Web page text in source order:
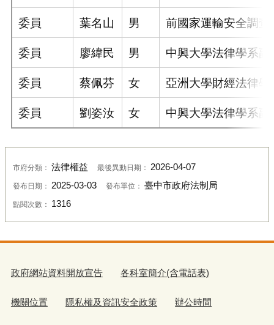
委員 葉名山 男 前國家運輸安全調
委員 廖緯民 男 中興大學法律學系副
委員 蔡佩芬 女 亞洲大學財經法律學
委員 劉姿汝 女 中興大學法律學系副
市府分類： 法律權益 最後異動日期： 2026-04-07
發布日期： 2025-03-03 發布單位： 臺中市政府法制局
點閱次數： 1316
政府網站資料開放宣告 各科室簡介(含電話表)
機關位置 隱私權及資訊安全政策 辦公時間